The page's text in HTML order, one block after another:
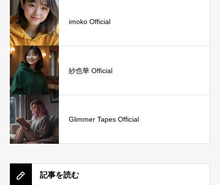
imoko Official
紗也華 Official
Glimmer Tapes Official
記事を読む